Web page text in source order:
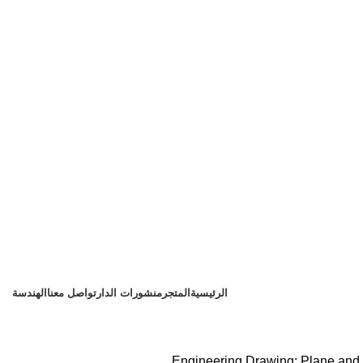
الرئيسية المتجر منشورات الدار تواصل معنا الهندسة